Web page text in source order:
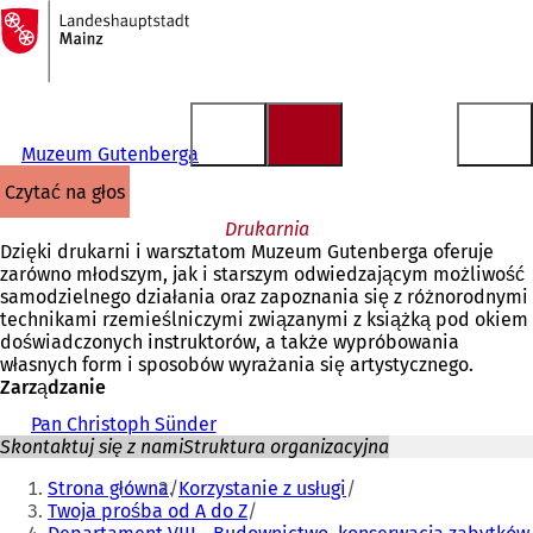
Przejdź do treści
Do
strony
głównej
Muzeum Gutenberga
czytać na głos
Drukarnia
Dzięki drukarni i warsztatom Muzeum Gutenberga oferuje
zarówno młodszym, jak i starszym odwiedzającym możliwość
samodzielnego działania oraz zapoznania się z różnorodnymi
technikami rzemieślniczymi związanymi z książką pod okiem
doświadczonych instruktorów, a także wypróbowania
własnych form i sposobów wyrażania się artystycznego.
Zarządzanie
Pan Christoph Sünder
Skontaktuj się z namiStruktura organizacyjna
Jesteś
tutaj:
Strona główna Korzystanie z usługi
Twoja prośba od A do Z